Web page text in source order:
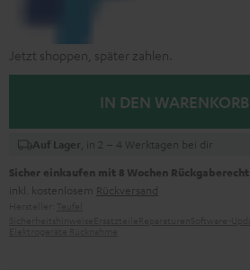
Jetzt shoppen, später zahlen.
IN DEN WARENKORB
Auf Lager , in 2 – 4 Werktagen bei dir
Sicher einkaufen mit 8 Wochen Rückgaberecht
inkl. kostenlosem Rückversand